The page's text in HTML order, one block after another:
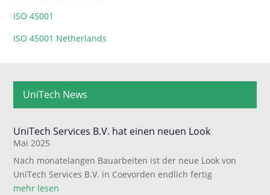
ISO 45001
ISO 45001 Netherlands
UniTech News
UniTech Services B.V. hat einen neuen Look
Mai 2025
Nach monatelangen Bauarbeiten ist der neue Look von
UniTech Services B.V. in Coevorden endlich fertig
mehr lesen